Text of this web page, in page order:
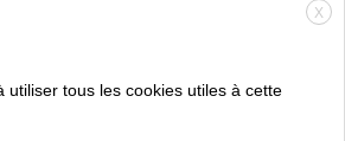
X
tous les cookies utiles à cette